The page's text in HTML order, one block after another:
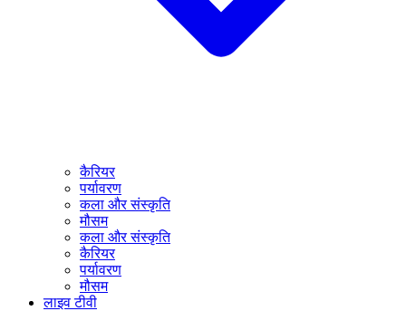
कैरियर
पर्यावरण
कला और संस्कृति
मौसम
कला और संस्कृति
कैरियर
पर्यावरण
मौसम
लाइव टीवी